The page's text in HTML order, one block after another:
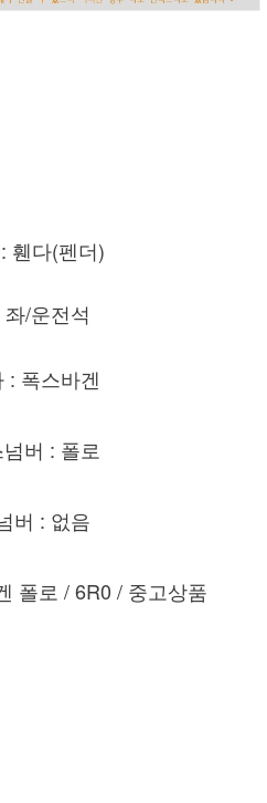
휀다(펜더)
/운전석
: 폭스바겐
버 : 폴로
버 : 없음
폴로 / 6R0 / 중고상품